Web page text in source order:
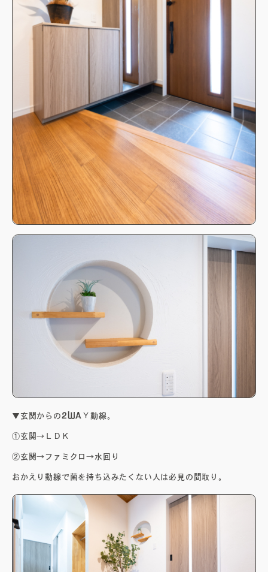
▼玄関からの2WAＹ動線。
①玄関→ＬＤＫ
②玄関→ファミクロ→水回り
おかえり動線で菌を持ち込みたくない人は必見の間取り。